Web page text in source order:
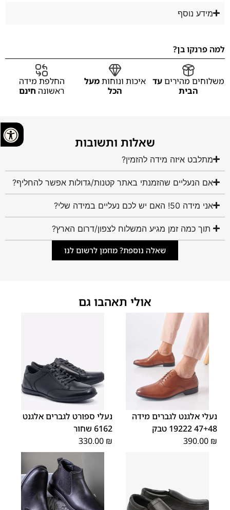
מידע נוסף
למה פרנקו בן?
משלוחים מהיריםעד
הבית
איכות ונוחותמעל
הכל
החלפת מידה
ראשונה חינם
שאלות ותשובות
מתלבט איזה מידה להזמין?
אם הנעליים שהזמנתי באתר קטנות/גדולות אפשר להחליף?
אני מידה 50! האם יש לכם נעליים במידה שלי?
תוך כמה זמן מגיע המשלוח לצפון/דרום הארץ?
שאלה נוספת? מוזמן לרשום לנו
אולי תאהבו גם
47
48
נעלי אלגנט לגברים מידה
47+48 19222 טבק
390.00 ₪
נעלי ספורט לגברים אלגנט
6162 שחור
330.00 ₪